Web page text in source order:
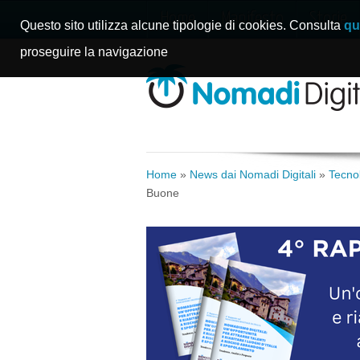
Home Manifesto Storie
Home » News dai Nomadi Digitali »
Buone
Questo sito utilizza alcune tipologie di cookies. Consulta
proseguire la navigazione